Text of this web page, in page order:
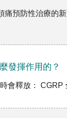
痛預防性治療的
發揮作用的？
會釋放：